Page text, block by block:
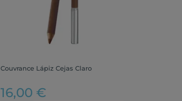
Couvrance Lápiz Cejas Claro
16,00 €